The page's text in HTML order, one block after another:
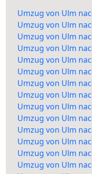
Umzug von Ulm
Umzug von Ulm
Umzug von Ulm
Umzug von Ulm
Umzug von Ulm
Umzug von Ulm
Umzug von Ulm
Umzug von Ulm
Umzug von Ulm
Umzug von Ulm
Umzug von Ulm
Umzug von Ulm
Umzug von Ulm
Umzug von Ulm